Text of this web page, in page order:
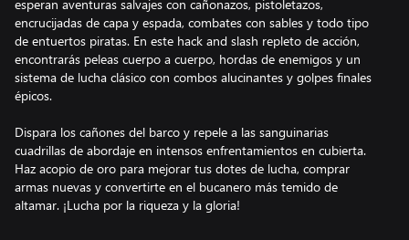
esperan aventuras salvajes con cañonazos, pistoletazos,
encrucijadas de capa y espada, combates con sables y todo tipo
de entuertos piratas. En este hack and slash repleto de acción,
encontrarás peleas cuerpo a cuerpo, hordas de enemigos y un
sistema de lucha clásico con combos alucinantes y golpes finales
épicos.
Dispara los cañones del barco y repele a las sanguinarias
cuadrillas de abordaje en intensos enfrentamientos en cubierta.
Haz acopio de oro para mejorar tus dotes de lucha, comprar
armas nuevas y convertirte en el bucanero más temido de
altamar. ¡Lucha por la riqueza y la gloria!